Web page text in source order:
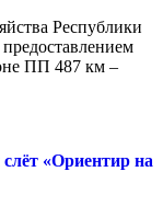
Республики
ПП 487 км –
«Ориентир на